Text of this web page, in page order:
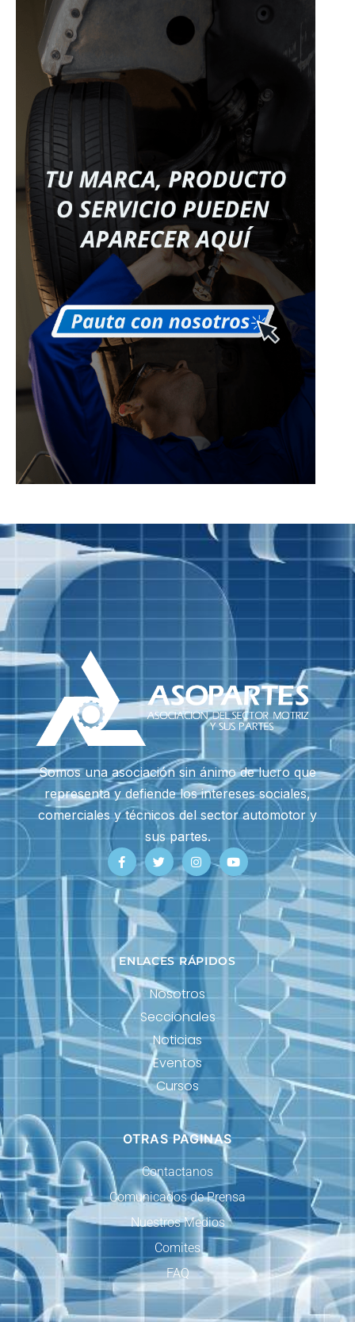
Somos una asociación sin ánimo de lucro que
representa y defiende los intereses sociales,
comerciales y técnicos del sector automotor y
sus partes.
ENLACES RÁPIDOS
Nosotros
Seccionales
Noticias
Eventos
Cursos
OTRAS PAGINAS
Contactanos
Comunicados de Prensa
Nuestros Medios
Comites
FAQ